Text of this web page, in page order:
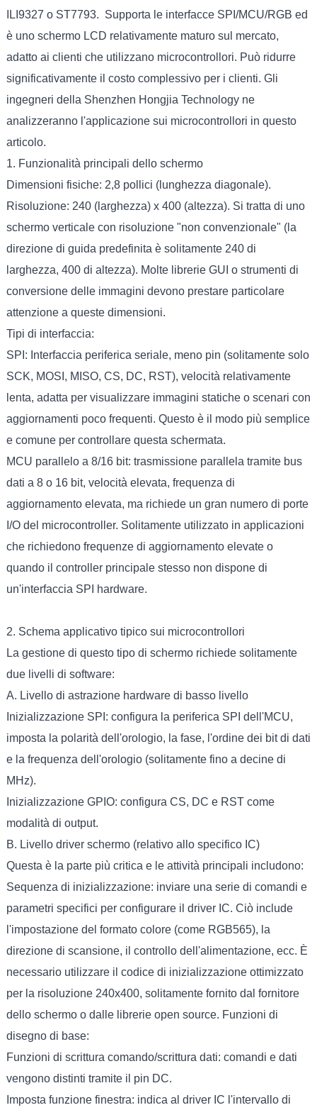
ILI9327 o ST7793. Supporta le interfacce SPI/MCU/RGB ed
è uno schermo LCD relativamente maturo sul mercato,
adatto ai clienti che utilizzano microcontrollori. Può ridurre
significativamente il costo complessivo per i clienti. Gli
ingegneri della Shenzhen Hongjia Technology ne
analizzeranno l'applicazione sui microcontrollori in questo
articolo.
1. Funzionalità principali dello schermo
Dimensioni fisiche: 2,8 pollici (lunghezza diagonale).
Risoluzione: 240 (larghezza) x 400 (altezza). Si tratta di uno
schermo verticale con risoluzione "non convenzionale" (la
direzione di guida predefinita è solitamente 240 di
larghezza, 400 di altezza). Molte librerie GUI o strumenti di
conversione delle immagini devono prestare particolare
attenzione a queste dimensioni.
Tipi di interfaccia:
SPI: Interfaccia periferica seriale, meno pin (solitamente solo
SCK, MOSI, MISO, CS, DC, RST), velocità relativamente
lenta, adatta per visualizzare immagini statiche o scenari con
aggiornamenti poco frequenti. Questo è il modo più semplice
e comune per controllare questa schermata.
MCU parallelo a 8/16 bit: trasmissione parallela tramite bus
dati a 8 o 16 bit, velocità elevata, frequenza di
aggiornamento elevata, ma richiede un gran numero di porte
I/O del microcontroller. Solitamente utilizzato in applicazioni
che richiedono frequenze di aggiornamento elevate o
quando il controller principale stesso non dispone di
un'interfaccia SPI hardware.
2. Schema applicativo tipico sui microcontrollori
La gestione di questo tipo di schermo richiede solitamente
due livelli di software:
A. Livello di astrazione hardware di basso livello
Inizializzazione SPI: configura la periferica SPI dell'MCU,
imposta la polarità dell'orologio, la fase, l'ordine dei bit di dati
e la frequenza dell'orologio (solitamente fino a decine di
MHz).
Inizializzazione GPIO: configura CS, DC e RST come
modalità di output.
B. Livello driver schermo (relativo allo specifico IC)
Questa è la parte più critica e le attività principali includono:
Sequenza di inizializzazione: inviare una serie di comandi e
parametri specifici per configurare il driver IC. Ciò include
l'impostazione del formato colore (come RGB565), la
direzione di scansione, il controllo dell'alimentazione, ecc. È
necessario utilizzare il codice di inizializzazione ottimizzato
per la risoluzione 240x400, solitamente fornito dal fornitore
dello schermo o dalle librerie open source. Funzioni di
disegno di base:
Funzioni di scrittura comando/scrittura dati: comandi e dati
vengono distinti tramite il pin DC.
Imposta funzione finestra: indica al driver IC l'intervallo di